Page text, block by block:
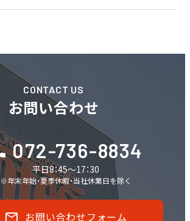
CONTACT US
お問い合わせ
072-736-8834
平日8：45～17：30
※年末年始・夏季休暇・当社休業日を除く
お問い合わせフォーム